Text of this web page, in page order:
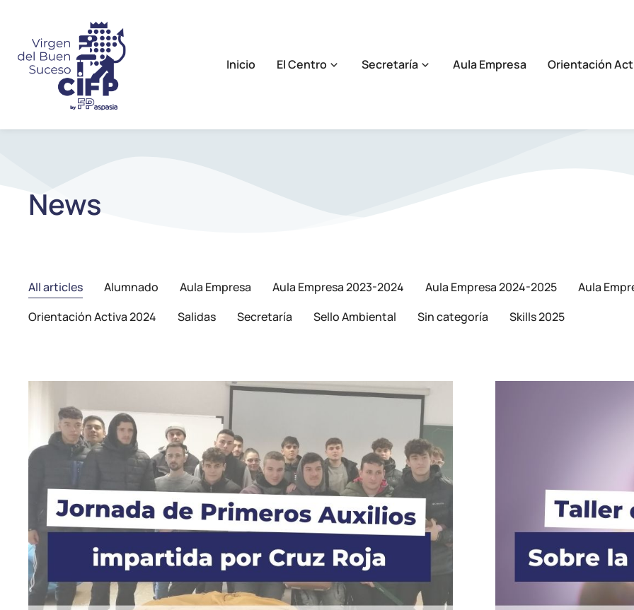
Inicio El Centro Secretaría Aula Empresa Orientación
News
All articles Alumnado Aula Empresa Aula Empresa 2023-2024 Aula Empresa 2024-2025 Aula
Orientación Activa 2024
Salidas Secretaría Sello Ambiental Sin categoría Skills 2025